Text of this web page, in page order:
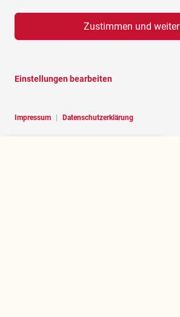
Zustimmen und weiter
Impressum Datenschutzerklärung
Einstellungen bearbeiten